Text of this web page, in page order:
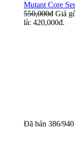
Mutant Core
550,000đ Giá
là: 420,000đ.
Đã bán 386/940